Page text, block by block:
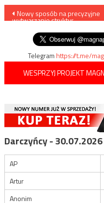
Nawigacja
wpisu
Nowy sposób na precyzyjne
wytwarzanie struktur
Telegramhttps://t.me/
WESPRZYJ PROJEKT
Darczyńcy - 30.07.2026
AP
Artur
Anonim